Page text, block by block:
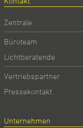
Zentrale
Büroteam
Lichtberatende
Vertriebspartner
Pressekontakt
Unternehmen